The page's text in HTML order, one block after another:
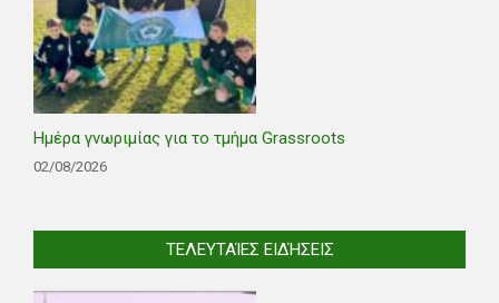
Ημέρα γνωριμίας για το τμήμα Grassroots
02/08/2026
ΤΕΛΕΥΤΑΊΕΣ ΕΙΔΉΣΕΙΣ